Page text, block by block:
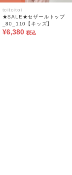
toitoitoi
★SALE★セザールトップ
_80_110【キッズ】
¥6,380 税込